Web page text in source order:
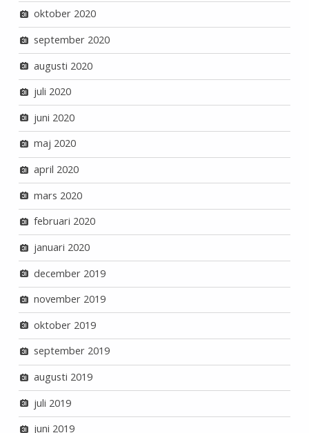
oktober 2020
september 2020
augusti 2020
juli 2020
juni 2020
maj 2020
april 2020
mars 2020
februari 2020
januari 2020
december 2019
november 2019
oktober 2019
september 2019
augusti 2019
juli 2019
juni 2019